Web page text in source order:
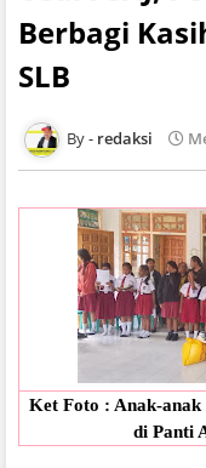
Berbagi
SLB
redaksi
Ket Foto : Anak-
di Panti